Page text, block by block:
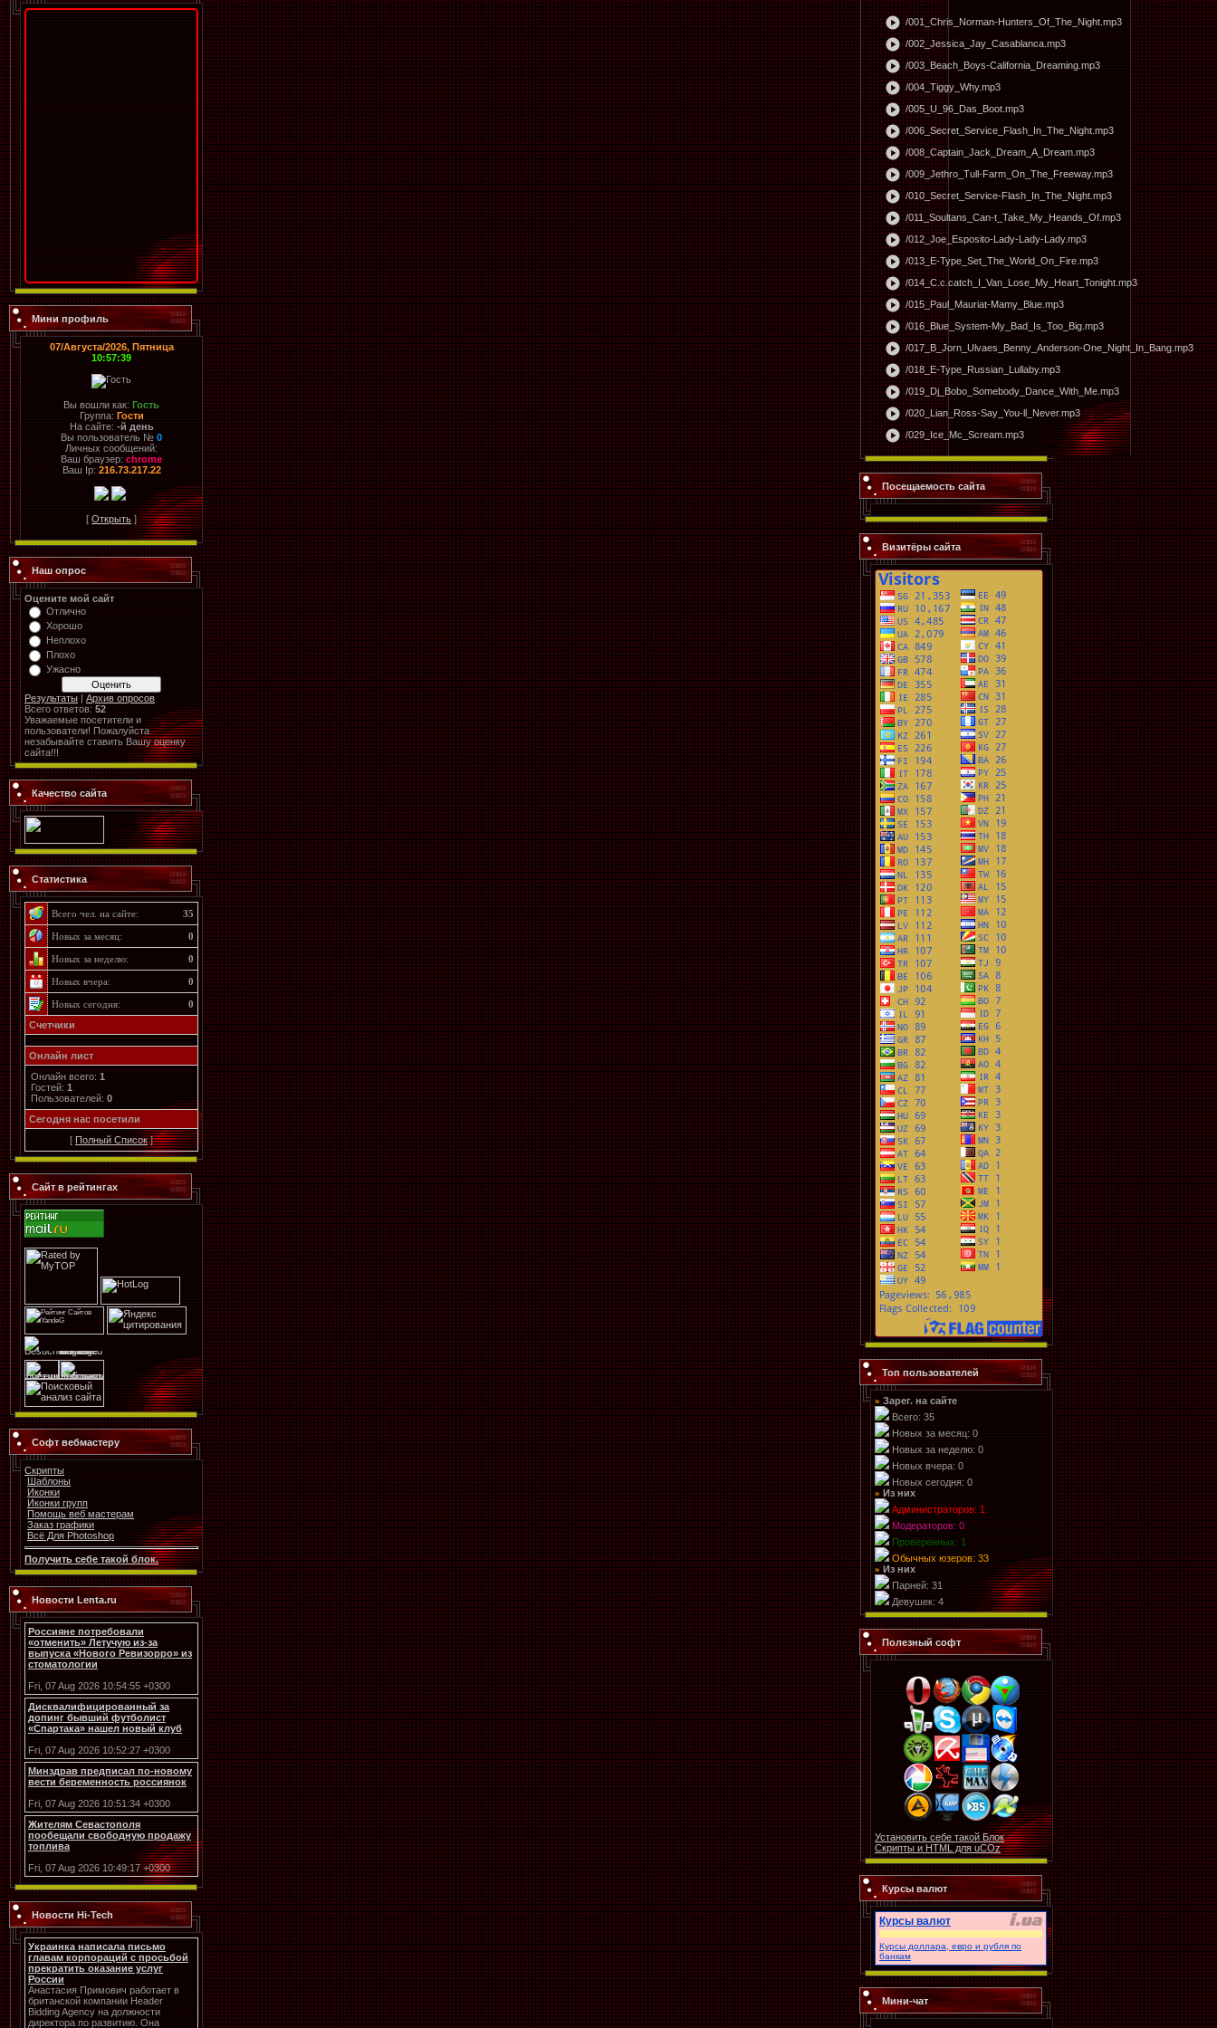
Мини профиль
07/Августа/2026, Пятница
10:57:39
Вы вошли как: Гость
Группа: Гости
На сайте: -й день
Вы пользователь № 0
Личных сообщений:
Ваш браузер: chrome
Ваш Ip:216.73.217.22
[ Открыть]
Наш опрос
Оцените мой сайт
Отлично
Хорошо
Неплохо
Плохо
Ужасно
Результаты
Архив опросов
Всего ответов: 52
Уважаемые посетители и
пользователи! Пожалуйста
незабывайте ставить Вашу оценку
сайта!!!
Качество сайта
Статистика
Всего чел. на сайте: 35
Новых за месяц: 0
Новых за неделю: 0
Новых вчера: 0
Новых сегодня:
0
Счетчики
Онлайн лист
Онлайн всего: 1
Гостей: 1
Пользователей: 0
Cегодня нас посетили
[ Полный Список]
Сайт в рейтингах
Софт вебмастеру
Скрипты
Шаблоны
Иконки
Иконки групп
Помощь веб мастерам
Заказ графики
Всё Для Photoshop
Получить себе такой блок.
Новости Lenta.ru
Россияне потребовали
«отменить» Летучую из-за
выпуска «Нового Ревизорро» из
стоматологии
Fri, 07 Aug 2026 10:54:55 +0300
Дисквалифицированный за
допинг бывший футболист
«Спартака» нашел новый клуб
Fri, 07 Aug 2026 10:52:27 +0300
Минздрав предписал по-новому
вести беременность россиянок
Fri, 07 Aug 2026 10:51:34 +0300
Жителям Севастополя
пообещали свободную продажу
топлива
Fri, 07 Aug 2026 10:49:17 +0300
Новости Hi-Tech
Украинка написала письмо
главам корпораций с просьбой
прекратить оказание услуг
России
Анастасия Примович работает в
британской компании Header
Bidding Agency на должности
директора по развитию. Она
play_circle /001_Chris_Norman-Hunters_Of_The_Night.mp3
play_circle /002_Jessica_Jay_Casablanca.mp3
play_circle /003_Beach_Boys-California_Dreaming.mp3
play_circle /004_Tiggy_Why.mp3
play_circle /005_U_96_Das_Boot.mp3
play_circle /006_Secret_Service_Flash_In_The_Night.mp3
play_circle /008_Captain_Jack_Dream_A_Dream.mp3
play_circle /009_Jethro_Tull-Farm_On_The_Freeway.mp3
play_circle /010_Secret_Service-Flash_In_The_Night.mp3
play_circle /011_Soultans_Can-t_Take_My_Heands_Of.mp3
play_circle /012_Joe_Esposito-Lady-Lady-Lady.mp3
play_circle /013_E-Type_Set_The_World_On_Fire.mp3
play_circle /014_C.c.catch_I_Van_Lose_My_Heart_Tonight.mp3
play_circle /015_Paul_Mauriat-Mamy_Blue.mp3
play_circle /016_Blue_System-My_Bad_Is_Too_Big.mp3
play_circle /017_B_Jorn_Ulvaes_Benny_Anderson-One_Night_In_Bang.mp3
play_circle /018_E-Type_Russian_Lullaby.mp3
play_circle /019_Dj_Bobo_Somebody_Dance_With_Me.mp3
play_circle /020_Lian_Ross-Say_You-ll_Never.mp3
play_circle /029_Ice_Mc_Scream.mp3
Посещаемость сайта
Визитёры сайта
Топ пользователей
» Зарег. на сайте
Всего: 35
Новых за месяц: 0
Новых за неделю: 0
Новых вчера: 0
Новых сегодня: 0
» Из них
Администраторов: 1
Модераторов: 0
Проверенных: 1
Обычных юзеров: 33
» Из них
Парней: 31
Девушек: 4
Полезный софт
Установить себе такой Блок
Скрипты и HTML для uCOz
Курсы валют
Курсы валют
Курсы доллара, евро и рубля по
банкам
Мини-чат